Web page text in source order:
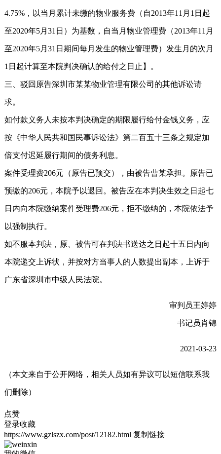
4.75%，以当月累计未缴的物业服务费（自2013年11月1日起
至2020年5月31日）为基数，自当月物业管理费（2013年11月
至2020年5月31日期间每月发生的物业管理费）发生月的次月
1日起计算至本院判决确认的给付之日止】。
三、驳回原告深圳市某某物业管理有限公司的其他诉讼请
求。
如付款义务人未按本判决确定的期限履行给付金钱义务，应
按《中华人民共和国民事诉讼法》第二百五十三条之规定加
倍支付迟延履行期间的债务利息。
案件受理费206元（原告已预交），由被告曹某承担。原告已
预缴的206元，本院予以退回。被告应在本判决生效之日起七
日内向本院缴纳案件受理费206元，拒不缴纳的，本院依法予
以强制执行。
如不服本判决，原、被告可在判决书送达之日起十五日内向
本院递交上诉状，并按对方当事人的人数提出副本，上诉于
广东省深圳市中级人民法院。
审判员王婷婷
书记员肖锦
2021-03-23
（本文来自于公开网络，相关人员如有异议可以短信联系我
们删除）
点赞
登录收藏
https://www.gzlszx.com/post/12182.html 复制链接